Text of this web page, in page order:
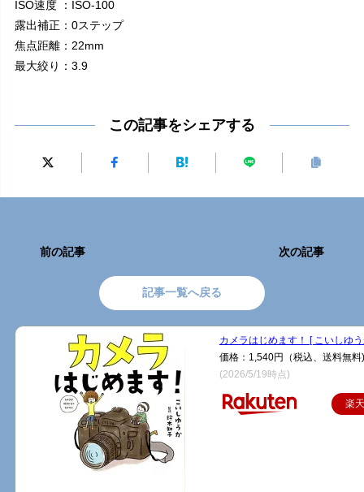
ISO速度 ：ISO-100
露出補正：0ステップ
焦点距離：22mm
最大絞り：3.9
この記事をシェアする
前の記事
記事一覧へ戻る
次の記事
カメラはじめます！ [ こいしゆ
価格：1,540円（税込、送料無料)
(2026/5/19時点)
楽